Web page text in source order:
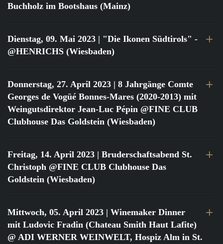
Buchholz im Bootshaus (Mainz)
Dienstag, 09. Mai 2023 | "Die Ikonen Südtirols" -
@HENRICHS (Wiesbaden)
Donnerstag, 27. April 2023 | 8 Jahrgänge Comte
Georges de Vogüé Bonnes-Mares (2020-2013) mit
Weingutsdirektor Jean-Luc Pépin @FINE CLUB
Clubhouse Das Goldstein (Wiesbaden)
Freitag, 14. April 2023 | Bruderschaftsabend St.
Christoph @FINE CLUB Clubhouse Das
Goldstein (Wiesbaden)
Mittwoch, 05. April 2023 | Winemaker Dinner
mit Ludovic Fradin (Chateau Smith Haut Lafite)
@ ADI WERNER WEINWELT, Hospiz Alm in St.